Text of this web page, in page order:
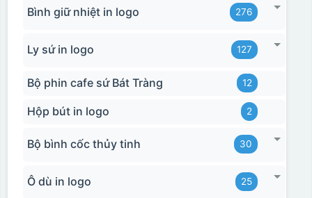
Bình giữ nhiệt in logo 276
Ly sứ in logo 127
Bộ phin cafe sứ Bát Tràng 12
Hộp bút in logo 2
Bộ bình cốc thủy tinh 30
Ô dù in logo 25